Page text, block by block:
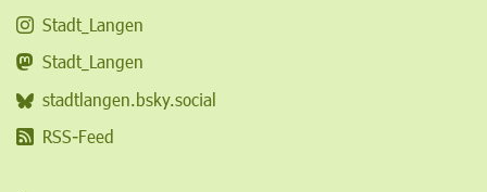
Stadt_Langen
Stadt_Langen
stadtlangen.bsky.social
RSS-Feed